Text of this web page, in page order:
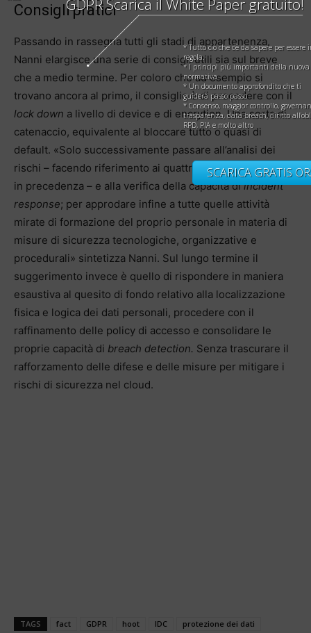
Consigli pratici
Passando in rassegna tutti gli stadi di appartenenza,
Nanni elargisce una serie di consigli utili sia sul breve
che a medio termine. Per coloro che ad esempio si
trovano ancora al primo, il consiglio è di procedere con il
lock down a livello di device e di encrytion. Una sorta di
catenaccio, equivalente al bloccare tutto o quasi di
default. «Solo successivamente passare all’analisi dei
rischi – facendo riferimento ai quattro scenari individuati
in precedenza – e alla verifica della capacità diincident
response; per approdare infine a tutte quelle attività
mirate di formazione del proprio personale in materia di
misure di sicurezza tecnologiche, organizzative e
procedurali» sintetizza Nanni. Sul lungo termine il
suggerimento invece è quello di rispondere in maniera
esaustiva al quesito di fondo relativo alla localizzazione
fisica e logica dei dati personali, procedere con il
raffinamento delle policy di accesso e consolidare le
proprie capacità di breach detection. Senza trascurare il
rafforzamento delle difese e delle misure per mitigare i
rischi di sicurezza nel cloud.
TAGS fact GDPR hoot IDC
protezione dei dati
GDPR Scarica il White Paper gratuito!
* Tutto ciò che c’è da sapere per essere
regola.
* I principi più importanti della nuova
normativa
* Un documento approfondito che ti
guiderà passo passo
* Consenso, maggior controllo,
trasparenza, data breach, diritto
RPD, PIA e molto altro
SCARICA GRATIS